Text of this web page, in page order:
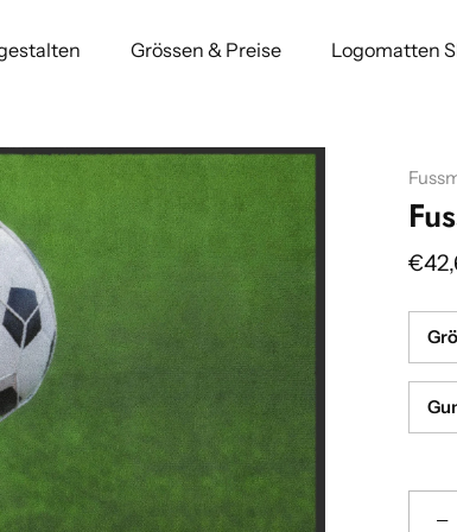
Grössen & Preise Logomatten
−